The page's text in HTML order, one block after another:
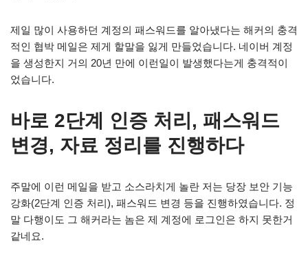
제일 많이 사용하던 계정의 패스워드를 알아냈다는 해커의 충격
적인 협박 메일은 제게 할말을 잃게 만들었습니다. 네이버 계정
을 생성한지 거의 20년 만에 이런일이 발생했다는게 충격적이
었습니다.
바로 2단계 인증 처리, 패스워드
변경, 자료 정리를 진행하다
주말에 이런 메일을 받고 소스라치게 놀란 저는 당장 보안 기능
강화(2단계 인증 처리), 패스워드 변경 등을 진행하였습니다. 정
말 다행이도 그 해커라는 놈은 제 계정에 로그인은 하지 못한거
같네요.